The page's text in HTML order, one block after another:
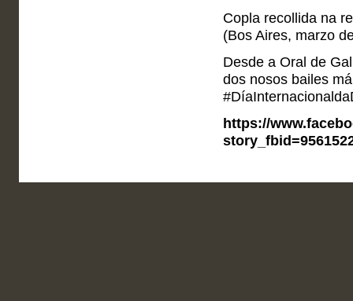
Copla recollida na
(Bos Aires, marzo
Desde a Oral de
dos nosos bailes
https://